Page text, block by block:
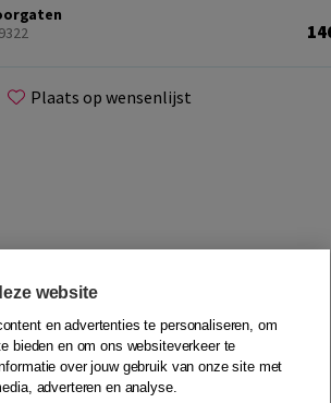
Plaats op wensenlijst
van de overheid, bankzaken
spullen kopen: het
website
en advertenties te personaliseren, om
bieden en om ons websiteverkeer te
over jouw gebruik van onze site met
adverteren en analyse.